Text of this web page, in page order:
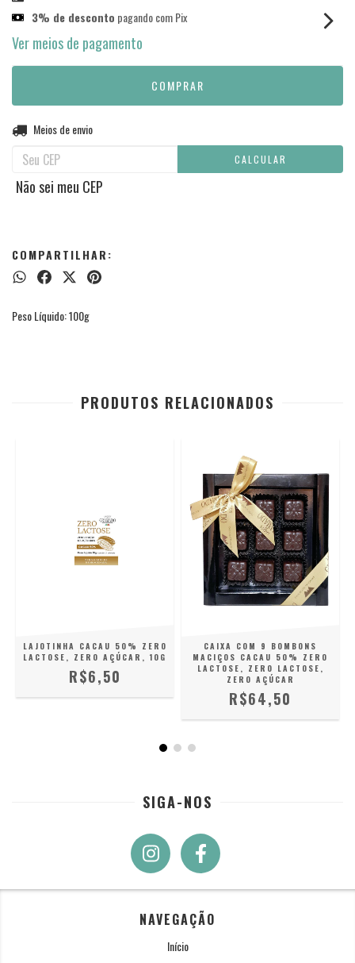
3% de desconto pagando com Pix
Ver meios de pagamento
Entregas para o CEP:
Meios de envio
CALCULAR
Não sei meu CEP
COMPARTILHAR:
Peso Líquido: 100g
PRODUTOS RELACIONADOS
LAJOTINHA CACAU 50% ZERO
LACTOSE, ZERO AÇÚCAR, 10G
R$6,50
CAIXA COM 9 BOMBONS
MACIÇOS CACAU 50% ZERO
LACTOSE, ZERO LACTOSE,
ZERO AÇÚCAR
R$64,50
SIGA-NOS
NAVEGAÇÃO
Início